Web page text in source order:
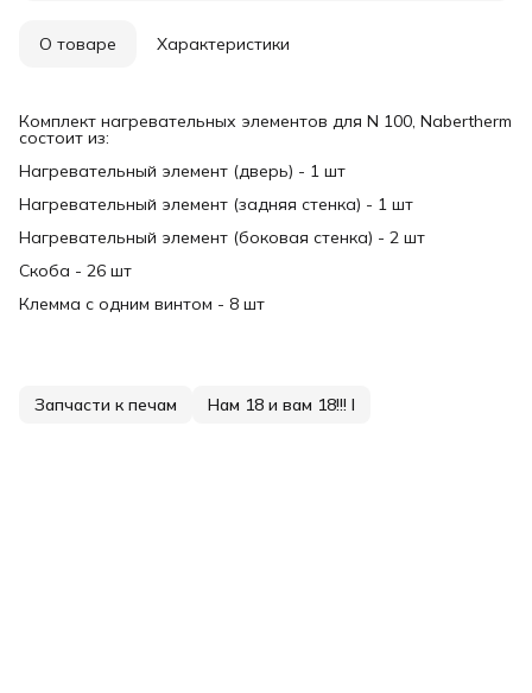
О товаре Характеристики
Комплект нагревательных элементов для N 100, Nabertherm
состоит из:
Нагревательный элемент (дверь) - 1 шт
Нагревательный элемент (задняя стенка) - 1 шт
Нагревательный элемент (боковая стенка) - 2 шт
Скоба - 26 шт
Клемма с одним винтом - 8 шт
Запчасти к печам Нам 18 и вам 18!!! I